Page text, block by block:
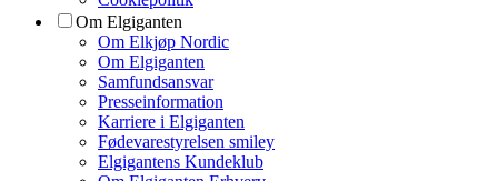
Om Elgiganten
Om Elkjøp Nordic
Om Elgiganten
Samfundsansvar
Presseinformation
Karriere i Elgiganten
Fødevarestyrelsen smiley
Elgigantens Kundeklub